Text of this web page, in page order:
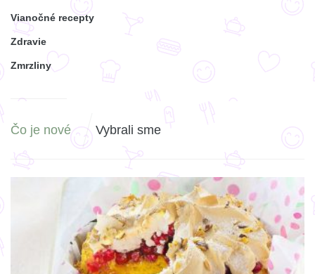
Vianočné recepty
Zdravie
Zmrzliny
Čo je nové Vybrali sme